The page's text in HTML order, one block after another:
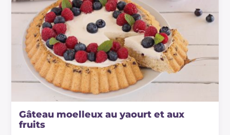
Gâteau moelleux au yaourt et aux
fruits